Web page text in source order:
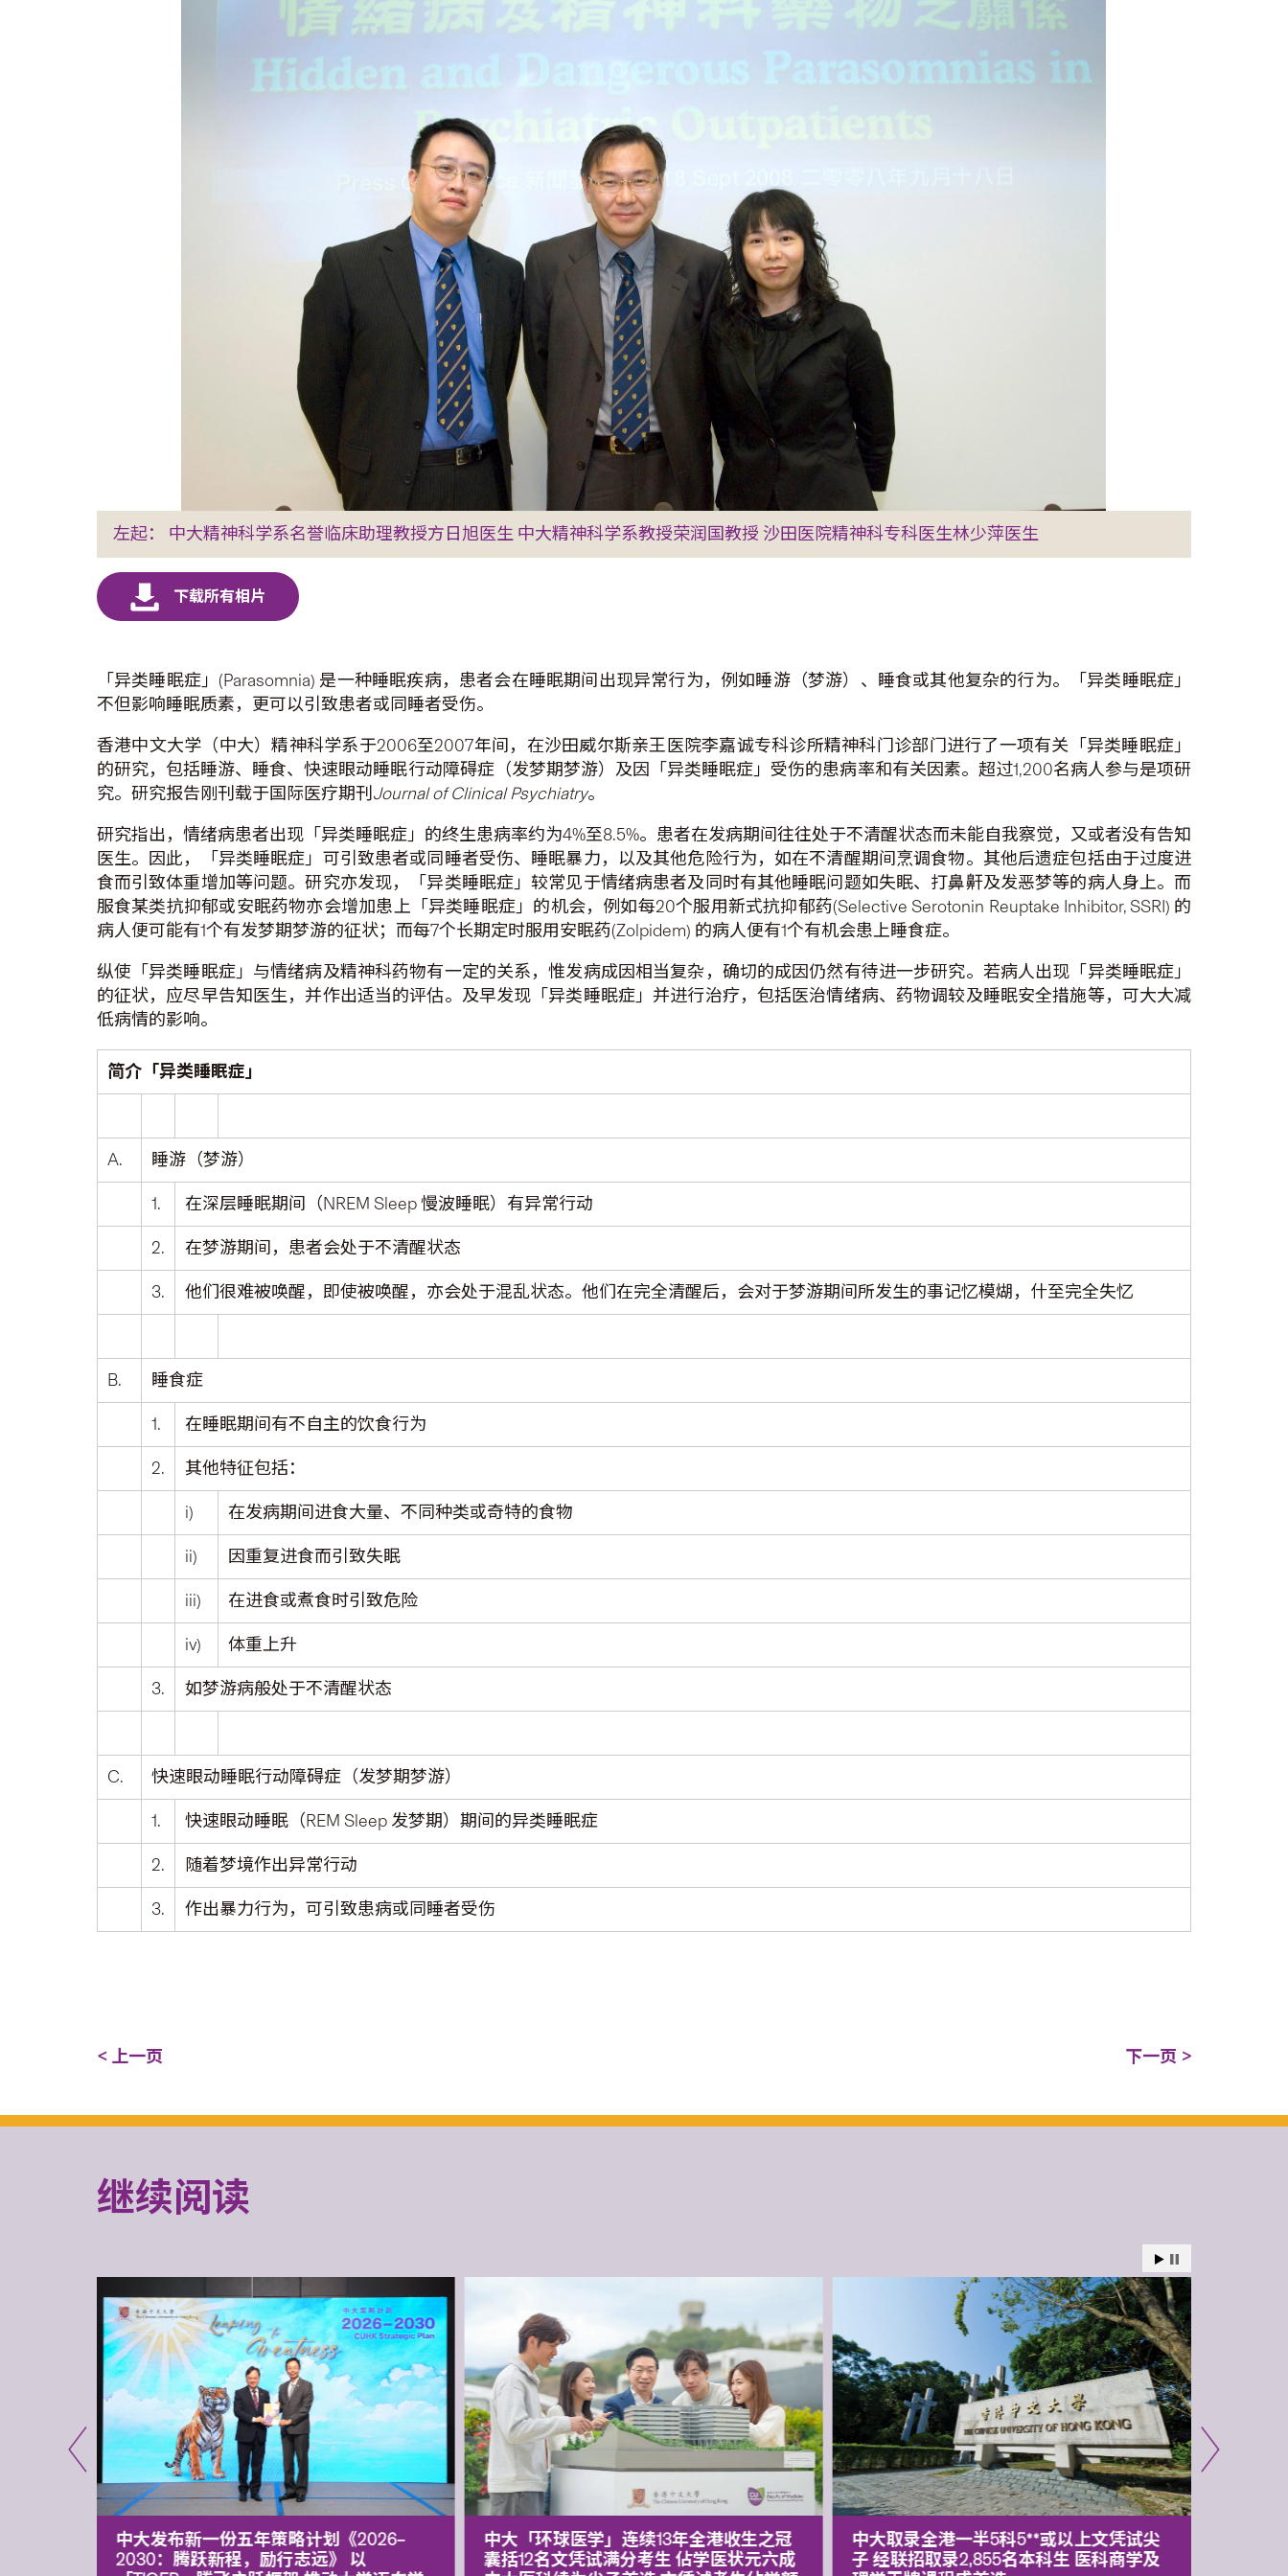
左起： 中大精神科学系名誉临床助理教授方日旭医生 中大精神科学系教授荣润国教授 沙田医院精神科专科医生林少萍医生
「异类睡眠症」(Parasomnia) 是一种睡眠疾病，患者会在睡眠期间出现异常行为，例如睡游（梦游）、睡食或其他复杂的行为。「异类睡眠症」
不但影响睡眠质素，更可以引致患者或同睡者受伤。
香港中文大学（中大）精神科学系于2006至2007年间，在沙田威尔斯亲王医院李嘉诚专科诊所精神科门诊部门进行了一项有关「异类睡眠症」
的研究，包括睡游、睡食、快速眼动睡眠行动障碍症（发梦期梦游）及因「异类睡眠症」受伤的患病率和有关因素。超过1,200名病人参与是项研
究。研究报告刚刊载于国际医疗期刊 Journal of Clinical Psychiatry。
研究指出，情绪病患者出现「异类睡眠症」的终生患病率约为4%至8.5%。患者在发病期间往往处于不清醒状态而未能自我察觉，又或者没有告知
医生。因此，「异类睡眠症」可引致患者或同睡者受伤、睡眠暴力，以及其他危险行为，如在不清醒期间烹调食物。其他后遗症包括由于过度进
食而引致体重增加等问题。研究亦发现，「异类睡眠症」较常见于情绪病患者及同时有其他睡眠问题如失眠、打鼻鼾及发恶梦等的病人身上。而
服食某类抗抑郁或安眠药物亦会增加患上「异类睡眠症」的机会，例如每20个服用新式抗抑郁药(Selective Serotonin Reuptake Inhibitor, SSRI) 的
病人便可能有1个有发梦期梦游的征状；而每7个长期定时服用安眠药(Zolpidem) 的病人便有1个有机会患上睡食症。
纵使「异类睡眠症」与情绪病及精神科药物有一定的关系，惟发病成因相当复杂，确切的成因仍然有待进一步研究。若病人出现「异类睡眠症」
的征状，应尽早告知医生，并作出适当的评估。及早发现「异类睡眠症」并进行治疗，包括医治情绪病、药物调较及睡眠安全措施等，可大大减
低病情的影响。
简介「异类睡眠症」
A. 睡游（梦游）
1. 在深层睡眠期间（NREM Sleep 慢波睡眠）有异常行动
2. 在梦游期间，患者会处于不清醒状态
3. 他们很难被唤醒，即使被唤醒，亦会处于混乱状态。他们在完全清醒后，会对于梦游期间所发生的事记忆模煳，什至完全失忆
B. 睡食症
1. 在睡眠期间有不自主的饮食行为
2. 其他特征包括：
i) 在发病期间进食大量、不同种类或奇特的食物
ii) 因重复进食而引致失眠
iii) 在进食或煮食时引致危险
iv) 体重上升
3. 如梦游病般处于不清醒状态
C. 快速眼动睡眠行动障碍症（发梦期梦游）
1. 快速眼动睡眠（REM Sleep 发梦期）期间的异类睡眠症
2. 随着梦境作出异常行动
3. 作出暴力行为，可引致患病或同睡者受伤
< 上一页 下一页 >
继续阅读
中大发布新一份五年策略计划《2026‒
2030：腾跃新程，励行志远》 以
中大「环球医学」连续13年全港收生之冠
囊括12名文凭试满分考生 佔学医状元六成
中大取录全港一半5科5**或以上文凭试尖
子 经联招取录2,855名本科生 医科商学及